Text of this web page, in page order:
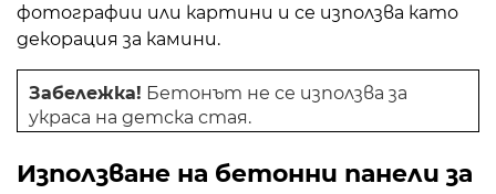
фотографии или картини и се използва като
декорация за камини.
Забележка! Бетонът не се използва за
украса на детска стая.
Използване на бетонни панели за